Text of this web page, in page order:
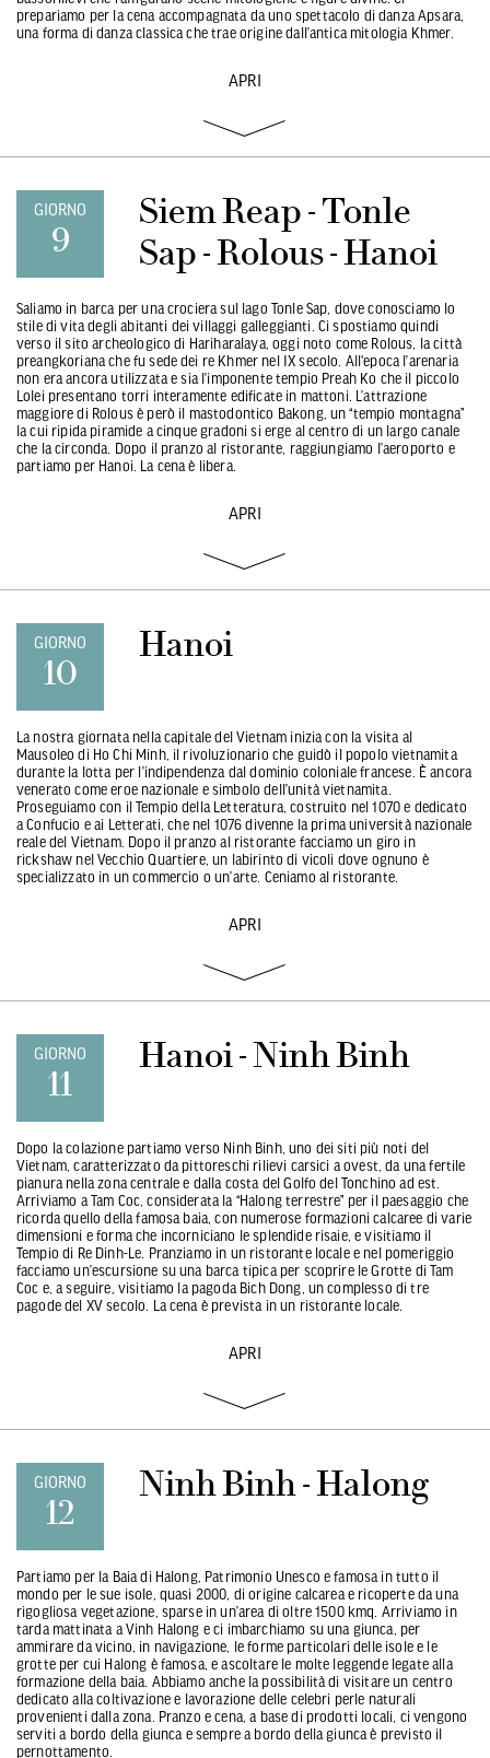
prepariamo per la cena accompagnata da uno spettacolo di danza Apsara,
una forma di danza classica che trae origine dall’antica mitologia Khmer.
APRI
GIORNO
9
Siem Reap - Tonle
Sap - Rolous - Hanoi
Saliamo in barca per una crociera sul lago Tonle Sap, dove conosciamo lo
stile di vita degli abitanti dei villaggi galleggianti. Ci spostiamo quindi
verso il sito archeologico di Hariharalaya, oggi noto come Rolous, la città
preangkoriana che fu sede dei re Khmer nel IX secolo. All'epoca l’arenaria
non era ancora utilizzata e sia l’imponente tempio Preah Ko che il piccolo
Lolei presentano torri interamente edificate in mattoni. L’attrazione
maggiore di Rolous è però il mastodontico Bakong, un “tempio montagna”
la cui ripida piramide a cinque gradoni si erge al centro di un largo canale
che la circonda. Dopo il pranzo al ristorante, raggiungiamo l’aeroporto e
partiamo per Hanoi. La cena è libera.
APRI
GIORNO
10
Hanoi
La nostra giornata nella capitale del Vietnam inizia con la visita al
Mausoleo di Ho Chi Minh, il rivoluzionario che guidò il popolo vietnamita
durante la lotta per l’indipendenza dal dominio coloniale francese. È ancora
venerato come eroe nazionale e simbolo dell’unità vietnamita.
Proseguiamo con il Tempio della Letteratura, costruito nel 1070 e dedicato
a Confucio e ai Letterati, che nel 1076 divenne la prima università nazionale
reale del Vietnam. Dopo il pranzo al ristorante facciamo un giro in
rickshaw nel Vecchio Quartiere, un labirinto di vicoli dove ognuno è
specializzato in un commercio o un’arte. Ceniamo al ristorante.
APRI
GIORNO
11
Hanoi - Ninh Binh
Dopo la colazione partiamo verso Ninh Binh, uno dei siti più noti del
Vietnam, caratterizzato da pittoreschi rilievi carsici a ovest, da una fertile
pianura nella zona centrale e dalla costa del Golfo del Tonchino ad est.
Arriviamo a Tam Coc, considerata la “Halong terrestre” per il paesaggio che
ricorda quello della famosa baia, con numerose formazioni calcaree di varie
dimensioni e forma che incorniciano le splendide risaie, e visitiamo il
Tempio di Re Dinh-Le. Pranziamo in un ristorante locale e nel pomeriggio
facciamo un’escursione su una barca tipica per scoprire le Grotte di Tam
Coc e, a seguire, visitiamo la pagoda Bich Dong, un complesso di tre
pagode del XV secolo. La cena è prevista in un ristorante locale.
APRI
GIORNO
12
Ninh Binh - Halong
Partiamo per la Baia di Halong, Patrimonio Unesco e famosa in tutto il
mondo per le sue isole, quasi 2000, di origine calcarea e ricoperte da una
rigogliosa vegetazione, sparse in un’area di oltre 1500 kmq. Arriviamo in
tarda mattinata a Vinh Halong e ci imbarchiamo su una giunca, per
ammirare da vicino, in navigazione, le forme particolari delle isole e le
grotte per cui Halong è famosa, e ascoltare le molte leggende legate alla
formazione della baia. Abbiamo anche la possibilità di visitare un centro
dedicato alla coltivazione e lavorazione delle celebri perle naturali
provenienti dalla zona. Pranzo e cena, a base di prodotti locali, ci vengono
serviti a bordo della giunca e sempre a bordo della giunca è previsto il
pernottamento.